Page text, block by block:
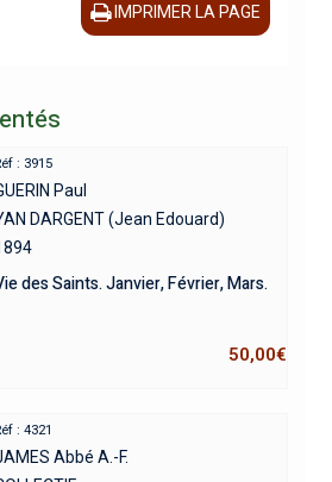
IMPRIMER LA PAGE
: 3915
Paul
DARGENT (Jean Edouard)
des Saints. Janvier, Février, Mars.
50,00€
: 4321
Abbé A.-F.